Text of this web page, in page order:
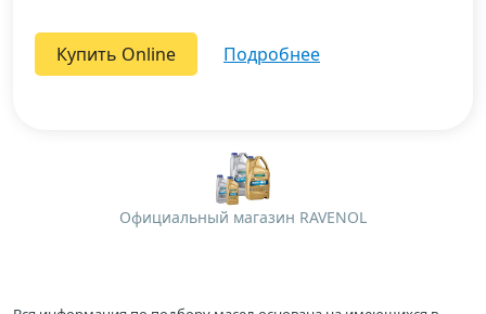
Купить Online подробнее
Официальный магазин RAVENOL